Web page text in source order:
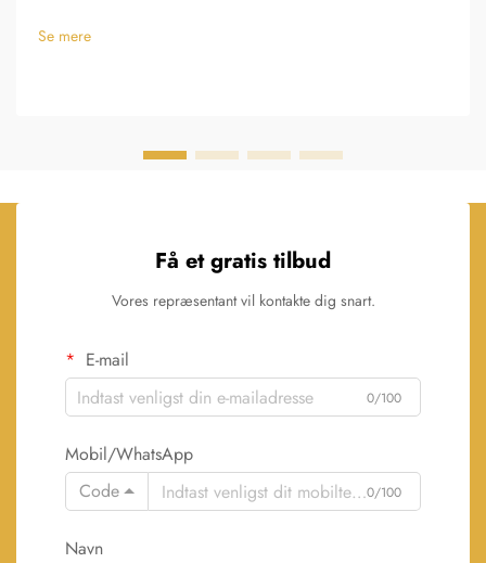
Se mere
Få et gratis tilbud
Vores repræsentant vil kontakte dig snart.
E-mail
0/100
Mobil/WhatsApp
Code
0/100
Navn